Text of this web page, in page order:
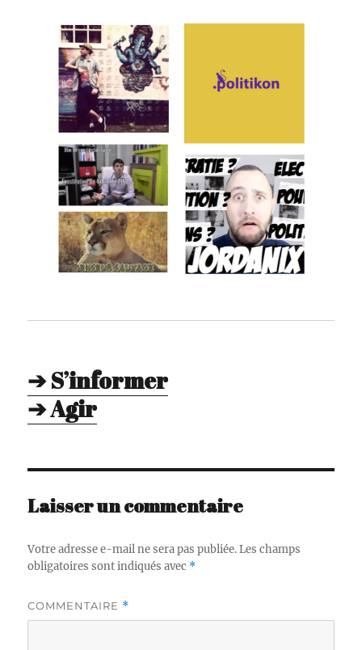
➔ S’informer
➔ Agir
Laisser un commentaire
Votre adresse e-mail ne sera pas publiée. Les champs
obligatoires sont indiqués avec *
COMMENTAIRE *